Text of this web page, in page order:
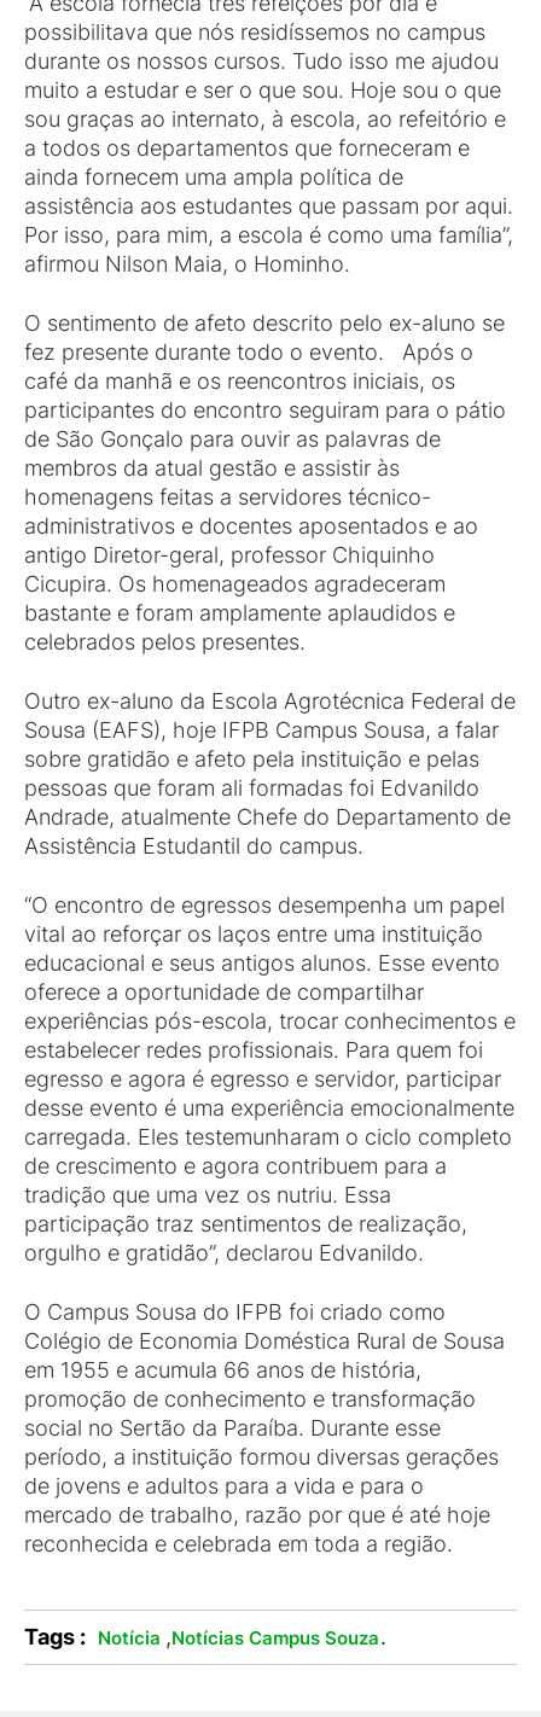
possibilitava que nós residíssemos no campus
durante os nossos cursos. Tudo isso me ajudou
muito a estudar e ser o que sou. Hoje sou o que
sou graças ao internato, à escola, ao refeitório e
a todos os departamentos que forneceram e
ainda fornecem uma ampla política de
assistência aos estudantes que passam por aqui.
Por isso, para mim, a escola é como uma família”,
afirmou Nilson Maia, o Hominho.
O sentimento de afeto descrito pelo ex-aluno se
fez presente durante todo o evento. Após o
café da manhã e os reencontros iniciais, os
participantes do encontro seguiram para o pátio
de São Gonçalo para ouvir as palavras de
membros da atual gestão e assistir às
homenagens feitas a servidores técnico-
administrativos e docentes aposentados e ao
antigo Diretor-geral, professor Chiquinho
Cicupira. Os homenageados agradeceram
bastante e foram amplamente aplaudidos e
celebrados pelos presentes.
Outro ex-aluno da Escola Agrotécnica Federal de
Sousa (EAFS), hoje IFPB Campus Sousa, a falar
sobre gratidão e afeto pela instituição e pelas
pessoas que foram ali formadas foi Edvanildo
Andrade, atualmente Chefe do Departamento de
Assistência Estudantil do campus.
“O encontro de egressos desempenha um papel
vital ao reforçar os laços entre uma instituição
educacional e seus antigos alunos. Esse evento
oferece a oportunidade de compartilhar
experiências pós-escola, trocar conhecimentos e
estabelecer redes profissionais. Para quem foi
egresso e agora é egresso e servidor, participar
desse evento é uma experiência emocionalmente
carregada. Eles testemunharam o ciclo completo
de crescimento e agora contribuem para a
tradição que uma vez os nutriu. Essa
participação traz sentimentos de realização,
orgulho e gratidão”, declarou Edvanildo.
O Campus Sousa do IFPB foi criado como
Colégio de Economia Doméstica Rural de Sousa
em 1955 e acumula 66 anos de história,
promoção de conhecimento e transformação
social no Sertão da Paraíba. Durante esse
período, a instituição formou diversas gerações
de jovens e adultos para a vida e para o
mercado de trabalho, razão por que é até hoje
reconhecida e celebrada em toda a região.
Tags : Notícia ,Notícias Campus Souza.